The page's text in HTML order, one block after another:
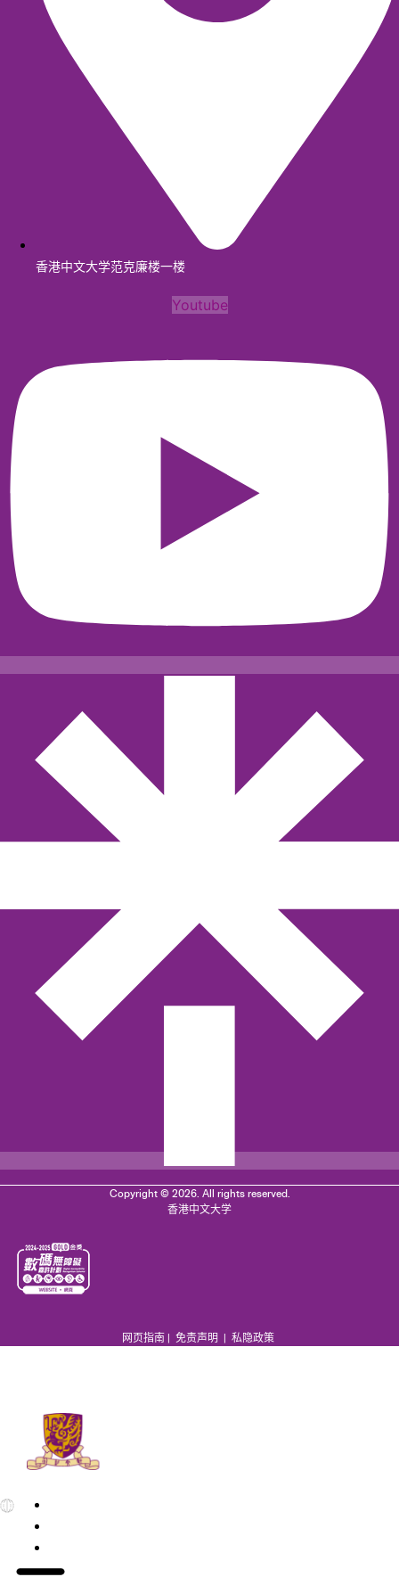
香港中文大学范克廉楼一楼
Youtube
Copyright © 2026. All rights reserved.
香港中文大学
网页指南 | 免责声明 | 私隐政策